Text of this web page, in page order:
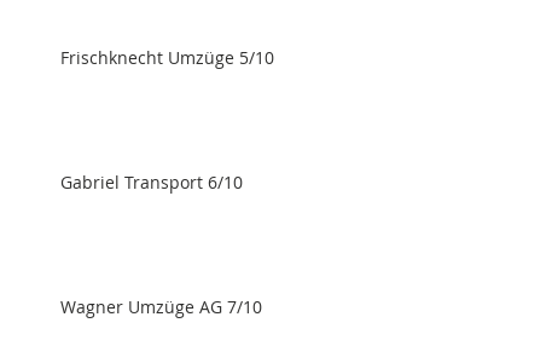
Frischknecht Umzüge 5/10
Gabriel Transport 6/10
Wagner Umzüge AG 7/10